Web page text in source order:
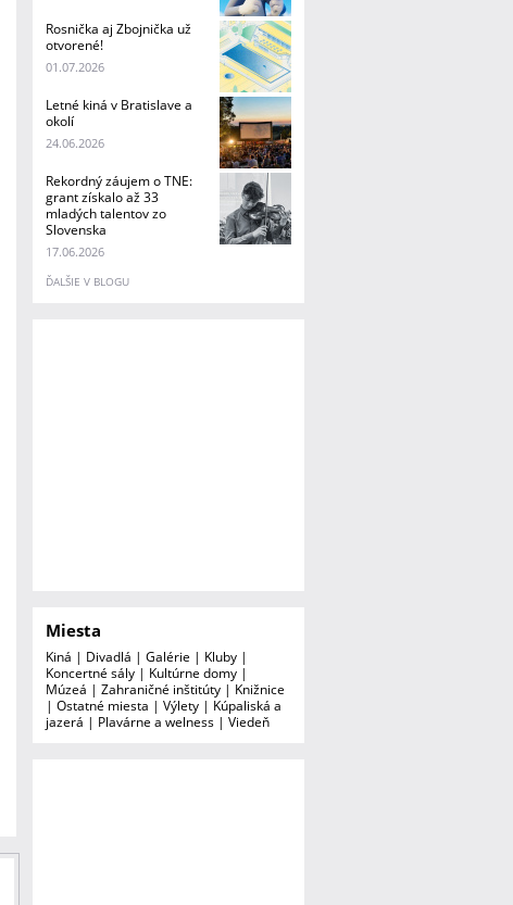
Rosnička aj Zbojnička už
otvorené!
01.07.2026
Letné kiná v Bratislave a
okolí
24.06.2026
Rekordný záujem o TNE:
grant získalo až 33
mladých talentov zo
Slovenska
17.06.2026
ĎALŠIE V BLOGU
Miesta
Kiná | Divadlá | Galérie | Kluby |
Koncertné sály | Kultúrne domy |
Múzeá | Zahraničné inštitúty | Knižnice
| Ostatné miesta | Výlety | Kúpaliská a
jazerá | Plavárne a welness | Viedeň